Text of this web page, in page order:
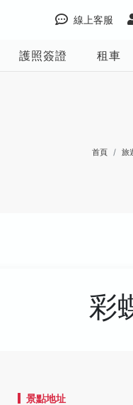
線上客服
護照簽證 租車
首頁 旅
彩
景點地址